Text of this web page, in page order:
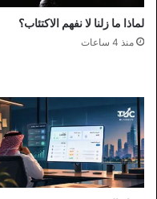
لماذا ما زلنا لا نفهم الاكتئاب؟
منذ 4 ساعات